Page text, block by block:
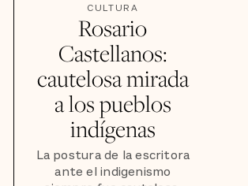
CULTURA
Rosario
Castellanos:
cautelosa mirada
a los pueblos
indígenas
La postura de la escritora
ante el indigenismo